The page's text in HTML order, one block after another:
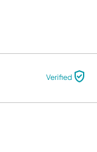
Verified